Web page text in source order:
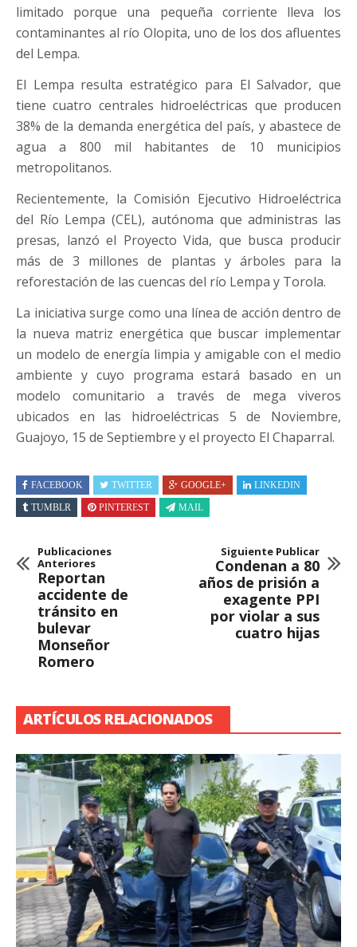
limitado porque una pequeña corriente lleva los
contaminantes al río Olopita, uno de los dos afluentes
del Lempa.
El Lempa resulta estratégico para El Salvador, que
tiene cuatro centrales hidroeléctricas que producen
38% de la demanda energética del país, y abastece de
agua a 800 mil habitantes de 10 municipios
metropolitanos.
Recientemente, la Comisión Ejecutivo Hidroeléctrica
del Río Lempa (CEL), autónoma que administras las
presas, lanzó el Proyecto Vida, que busca producir
más de 3 millones de plantas y árboles para la
reforestación de las cuencas del río Lempa y Torola.
La iniciativa surge como una línea de acción dentro de
la nueva matriz energética que buscar implementar
un modelo de energía limpia y amigable con el medio
ambiente y cuyo programa estará basado en un
modelo comunitario a través de mega viveros
ubicados en las hidroeléctricas 5 de Noviembre,
Guajoyo, 15 de Septiembre y el proyecto El Chaparral.
FACEBOOK TWITTER GOOGLE+
LINKEDIN
TUMBLR
PINTEREST MAIL
Publicaciones
Anteriores
Reportan
accidente de
tránsito en
bulevar
Monseñor
Romero
Siguiente Publicar
Condenan a 80
años de prisión a
exagente PPI
por violar a sus
cuatro hijas
ARTÍCULOS RELACIONADOS